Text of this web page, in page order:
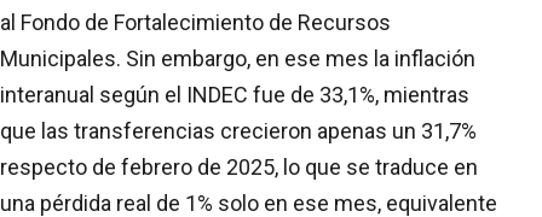
al Fondo de Fortalecimiento de Recursos
Municipales. Sin embargo, en ese mes la inflación
interanual según el INDEC fue de 33,1%, mientras
que las transferencias crecieron apenas un 31,7%
respecto de febrero de 2025, lo que se traduce en
una pérdida real de 1% solo en ese mes, equivalente